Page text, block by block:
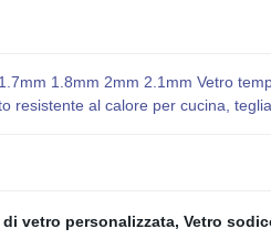
1.8mm 2mm 2.1mm Vetro
resistente al calore per cucina,
vetro personalizzata, Vetro